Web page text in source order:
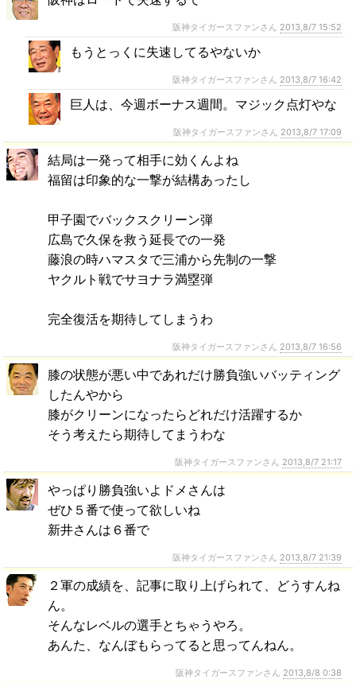
阪神タイガースファンさん 2013,8/7 15:52
もうとっくに失速してるやないか
阪神タイガースファンさん 2013,8/7 16:42
巨人は、今週ボーナス週間。マジック点灯やな
阪神タイガースファンさん 2013,8/7 17:09
結局は一発って相手に効くんよね
福留は印象的な一撃が結構あったし
甲子園でバックスクリーン弾
広島で久保を救う延長での一発
藤浪の時ハマスタで三浦から先制の一撃
ヤクルト戦でサヨナラ満塁弾
完全復活を期待してしまうわ
阪神タイガースファンさん 2013,8/7 16:56
膝の状態が悪い中であれだけ勝負強いバッティング
したんやから
膝がクリーンになったらどれだけ活躍するか
そう考えたら期待してまうわな
阪神タイガースファンさん 2013,8/7 21:17
やっぱり勝負強いよドメさんは
ぜひ５番で使って欲しいね
新井さんは６番で
阪神タイガースファンさん 2013,8/7 21:39
２軍の成績を、記事に取り上げられて、どうすんね
ん。
そんなレベルの選手とちゃうやろ。
あんた、なんぼもらってると思ってんねん。
阪神タイガースファンさん 2013,8/8 0:38